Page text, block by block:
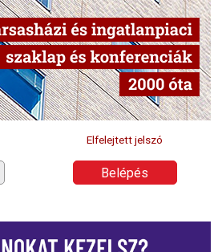
Elfelejtett jelszó
Belépés